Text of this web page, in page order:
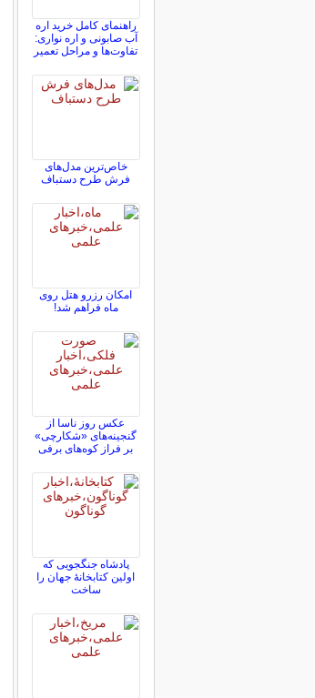
راهنمای کامل خرید اره
آب صابونی و اره نواری:
تفاوت‌ها و مراحل تعمیر
خاص‌ترین مدل‌های
فرش طرح دستباف
امکان رزرو هتل روی
ماه فراهم شد!
عکس روز ناسا از
گنجینه‌های «شکارچی»
بر فراز کوه‌های برفی
پادشاه جنگجویی که
اولین کتابخانۀ جهان را
ساخت